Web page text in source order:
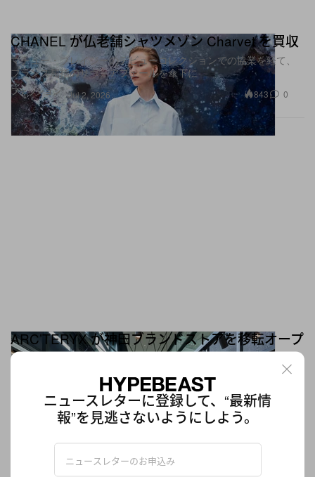
ファッション
CHANEL が仏老舗シャツメゾン Charvet を買収
マチュー・ブレイジーのデビューコレクションでの協業を経て、
フランス屈指のサヴォアフェールを傘下に
Jul 2, 2026 843 0
ファッション
ARC’TERYX が神田ブランドストアを移転オープ
ン
“山の聖地” 神田にて〈ARC’TERYX〉が提供するブランド体験をア
Jul 2, 2026 1.9K
ニュースレターに登録して、“最新情
報”を見逃さないようにしよう。